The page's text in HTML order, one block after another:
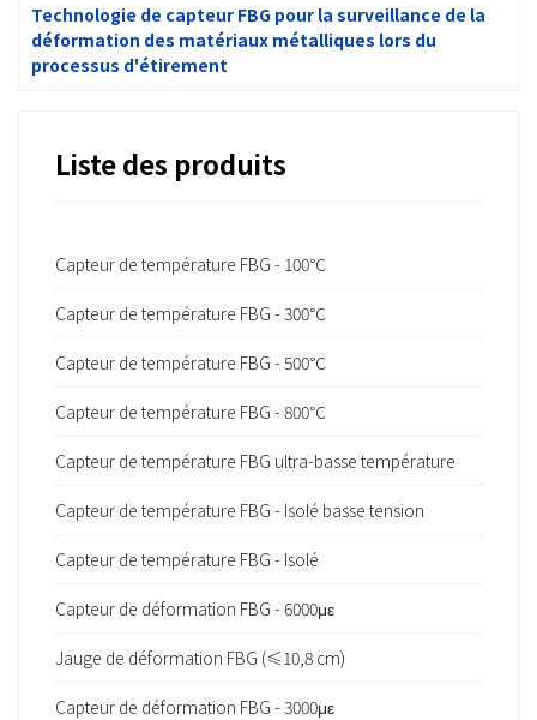
Technologie de capteur FBG pour la surveillance de la
déformation des matériaux métalliques lors du
processus d'étirement
Liste des produits
Capteur de température FBG - 100℃
Capteur de température FBG - 300℃
Capteur de température FBG - 500℃
Capteur de température FBG - 800℃
Capteur de température FBG ultra-basse température
Capteur de température FBG - Isolé basse tension
Capteur de température FBG - Isolé
Capteur de déformation FBG - 6000με
Jauge de déformation FBG (≤10,8 cm)
Capteur de déformation FBG - 3000με